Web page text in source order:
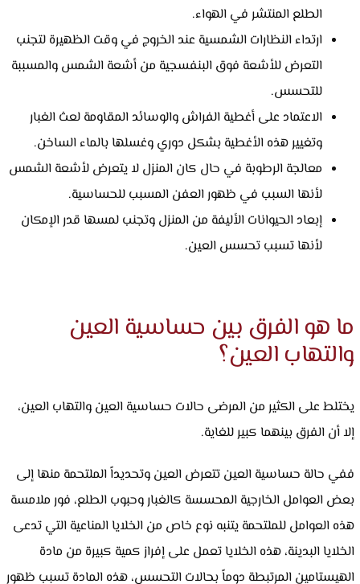
الطلع المنتشر في الهواء.
ارتداء النظارات الشمسية عند الخروج في وقت الظهيرة لتجنب
التعرض للأشعة فوق البنفسجية من أشعة الشمس والمسببة
للتحسس.
الاعتماد على أغطية الفراش والوسائد المقاومة لعث الغبار
وتغيير هذه الأغطية بشكل دوري وغسلها بالماء الساخن.
معالجة الرطوبة في حال كان المنزل لا يتعرض لأشعة الشمس
لأنها السبب في ظهور العفن المسبب للحساسية.
إبعاد الحيوانات الأليفة من المنزل وتجنب لمسها قدر الإمكان
لأنها تسبب تحسس العين.
ما هو الفرق بين حساسية العين
والتهاب العين؟
يختلط على الكثير من المرضى حالات حساسية العين والتهاب العين،
إلا أن الفرق بينهما كبير للغاية.
ففي حالة حساسية العين تتعرض العين وتحديداً الملتحمة منها إلى
بعض العوامل الخارجية المحسسة كالغبار وحبوب الطلع، فور ملامسة
هذه العوامل للملتحمة يتنبه نوع خاص من الخلايا المناعية التي تدعى
الخلايا البدينة، هذه الخلايا تعمل على إفراز كمية كبيرة من مادة
الهيستامين المرتبطة دوماً بحالات التحسس، هذه المادة تسبب ظهور